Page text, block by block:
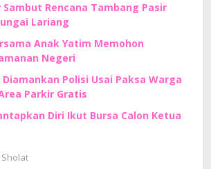
Sambut Rencana Tambang Pasir
Lariang
Anak Yatim Memohon
Negeri
Polisi Usai Paksa Warga
Parkir Gratis
Diri Ikut Bursa Calon Ketua